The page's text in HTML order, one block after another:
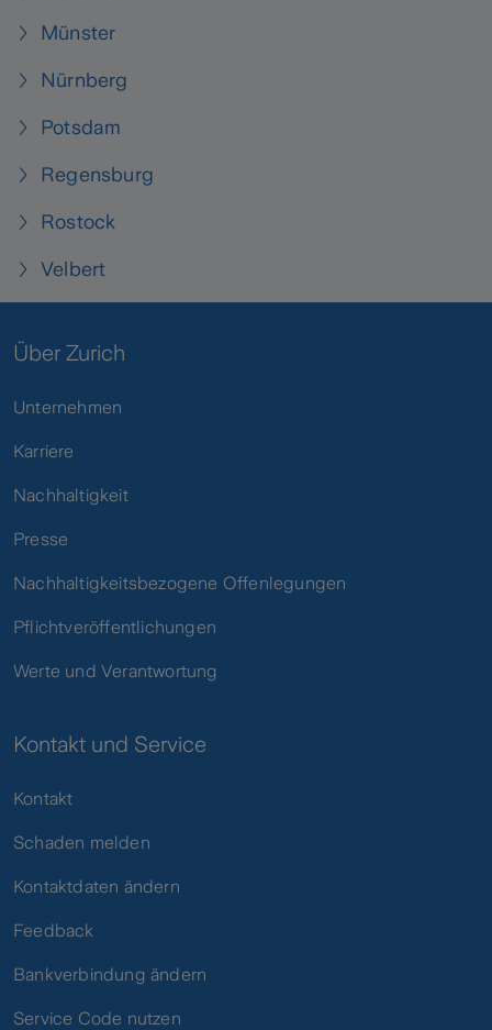
Münster
Nürnberg
Potsdam
Regensburg
Rostock
Velbert
Über Zurich
Unternehmen
Karriere
Nachhaltigkeit
Presse
Nachhaltigkeitsbezogene Offenlegungen
Pflichtveröffentlichungen
Werte und Verantwortung
Kontakt und Service
Kontakt
Schaden melden
Kontaktdaten ändern
Feedback
Bankverbindung ändern
Service Code nutzen